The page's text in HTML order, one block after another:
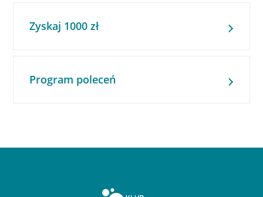
Zyskaj 1000 zł
Program poleceń